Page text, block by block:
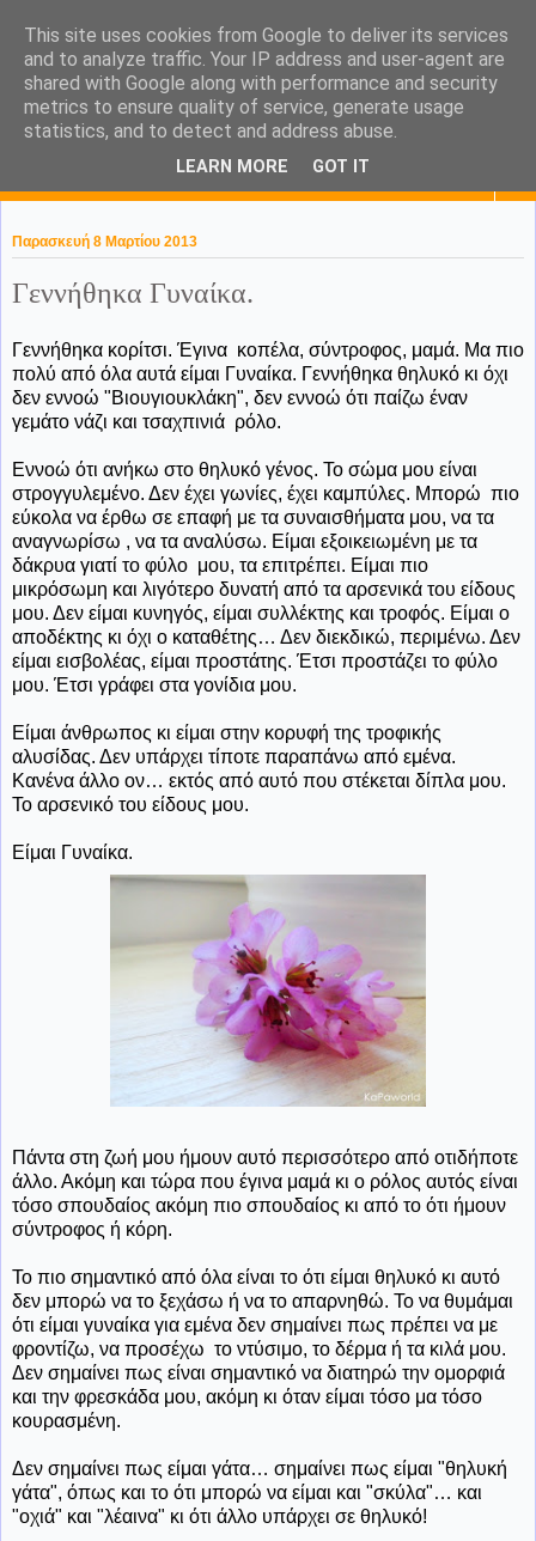
KaPa. Me without you...tea
without a biscuit!
Παρασκευή 8 Μαρτίου 2013
Γεννήθηκα Γυναίκα.
Γεννήθηκα κορίτσι. Έγινα κοπέλα, σύντροφος, μαμά. Μα πιο
πολύ από όλα αυτά είμαι Γυναίκα. Γεννήθηκα θηλυκό κι όχι
δεν εννοώ "Βιουγιουκλάκη", δεν εννοώ ότι παίζω έναν
γεμάτο νάζι και τσαχπινιά ρόλο.
Εννοώ ότι ανήκω στο θηλυκό γένος. Το σώμα μου είναι
στρογγυλεμένο. Δεν έχει γωνίες, έχει καμπύλες. Μπορώ πιο
εύκολα να έρθω σε επαφή με τα συναισθήματα μου, να τα
αναγνωρίσω , να τα αναλύσω. Είμαι εξοικειωμένη με τα
δάκρυα γιατί το φύλο μου, τα επιτρέπει. Είμαι πιο
μικρόσωμη και λιγότερο δυνατή από τα αρσενικά του είδους
μου. Δεν είμαι κυνηγός, είμαι συλλέκτης και τροφός. Είμαι ο
αποδέκτης κι όχι ο καταθέτης… Δεν διεκδικώ, περιμένω. Δεν
είμαι εισβολέας, είμαι προστάτης. Έτσι προστάζει το φύλο
μου. Έτσι γράφει στα γονίδια μου.
Είμαι άνθρωπος κι είμαι στην κορυφή της τροφικής
αλυσίδας. Δεν υπάρχει τίποτε παραπάνω από εμένα.
Κανένα άλλο ον… εκτός από αυτό που στέκεται δίπλα μου.
Το αρσενικό του είδους μου.
Είμαι Γυναίκα.
Πάντα στη ζωή μου ήμουν αυτό περισσότερο από οτιδήποτε
άλλο. Ακόμη και τώρα που έγινα μαμά κι ο ρόλος αυτός είναι
τόσο σπουδαίος ακόμη πιο σπουδαίος κι από το ότι ήμουν
σύντροφος ή κόρη.
Το πιο σημαντικό από όλα είναι το ότι είμαι θηλυκό κι αυτό
δεν μπορώ να το ξεχάσω ή να το απαρνηθώ. Το να θυμάμαι
ότι είμαι γυναίκα για εμένα δεν σημαίνει πως πρέπει να με
φροντίζω, να προσέχω το ντύσιμο, το δέρμα ή τα κιλά μου.
Δεν σημαίνει πως είναι σημαντικό να διατηρώ την ομορφιά
και την φρεσκάδα μου, ακόμη κι όταν είμαι τόσο μα τόσο
κουρασμένη.
Δεν σημαίνει πως είμαι γάτα… σημαίνει πως είμαι "θηλυκή
γάτα", όπως και το ότι μπορώ να είμαι και "σκύλα"… και
"οχιά" και "λέαινα" κι ότι άλλο υπάρχει σε θηλυκό!
This site uses cookies from Google to deliver its services
and to analyze traffic. Your IP address and user-agent are
shared with Google along with performance and security
metrics to ensure quality of service, generate usage
statistics, and to detect and address abuse.
LEARN MORE GOT IT